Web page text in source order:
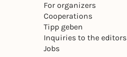
For organizers
Cooperations
Tipp geben
Inquiries to the editors
Jobs